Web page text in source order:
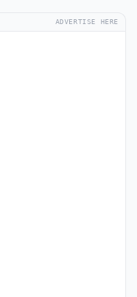
ADVERTISE HERE